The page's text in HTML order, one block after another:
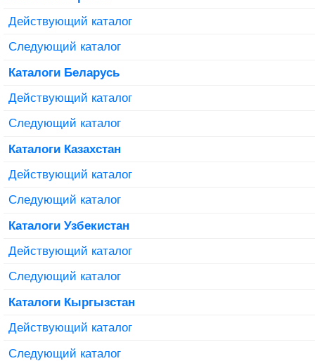
Действующий каталог
Следующий каталог
Каталоги Беларусь
Действующий каталог
Следующий каталог
Каталоги Казахстан
Действующий каталог
Следующий каталог
Каталоги Узбекистан
Действующий каталог
Следующий каталог
Каталоги Кыргызстан
Действующий каталог
Следующий каталог